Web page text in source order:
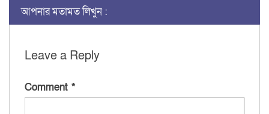
আপনার মতামত লিখুন :
Leave a Reply
Comment *